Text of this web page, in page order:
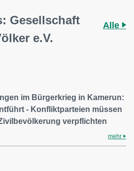
Gesellschaft
e.V.
Alle
im Bürgerkrieg in Kamerun:
- Konfliktparteien müssen
verpflichten
mehr